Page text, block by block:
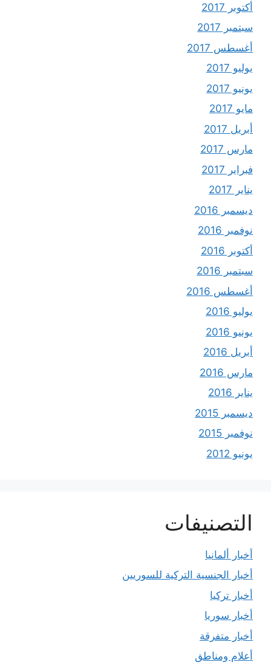
أكتوبر 2017
سبتمبر 2017
أغسطس 2017
يوليو 2017
يونيو 2017
مايو 2017
أبريل 2017
مارس 2017
فبراير 2017
يناير 2017
ديسمبر 2016
نوفمبر 2016
أكتوبر 2016
سبتمبر 2016
أغسطس 2016
يوليو 2016
يونيو 2016
أبريل 2016
مارس 2016
يناير 2016
ديسمبر 2015
نوفمبر 2015
يونيو 2012
التصنيفات
أخبار ألمانيا
أخبار الجنسية التركية للسوريين
أخبار تركيا
أخبار سوريا
أخبار متفرقة
أعلام ومناطق